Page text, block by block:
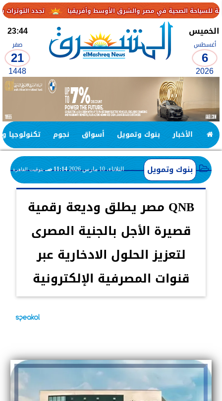
تجدد التوترات يخفض صادرات النفط
الخميس
أغسطس
6
2026
23:44
صفر
21
1448
الأخبار بنوك وتمويل أسواق نجوم تكنولوجيا
بنوك وتمويل الثلاثاء، 10 مارس 2026 11:14 صـ بتوقيت القاهرة
QNB مصر يطلق وديعة رقمية
قصيرة الأجل بالجنية المصرى
لتعزيز الحلول الادخارية عبر
قنوات المصرفية الإلكترونية